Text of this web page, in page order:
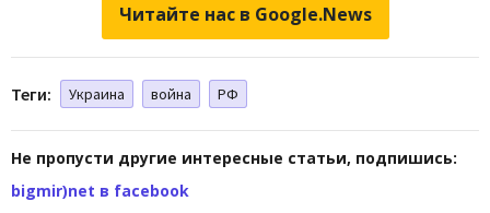
Читайте нас в Google.News
Теги: Украина война РФ
Не пропусти другие интересные статьи, подпишись:
bigmir)net в facebook